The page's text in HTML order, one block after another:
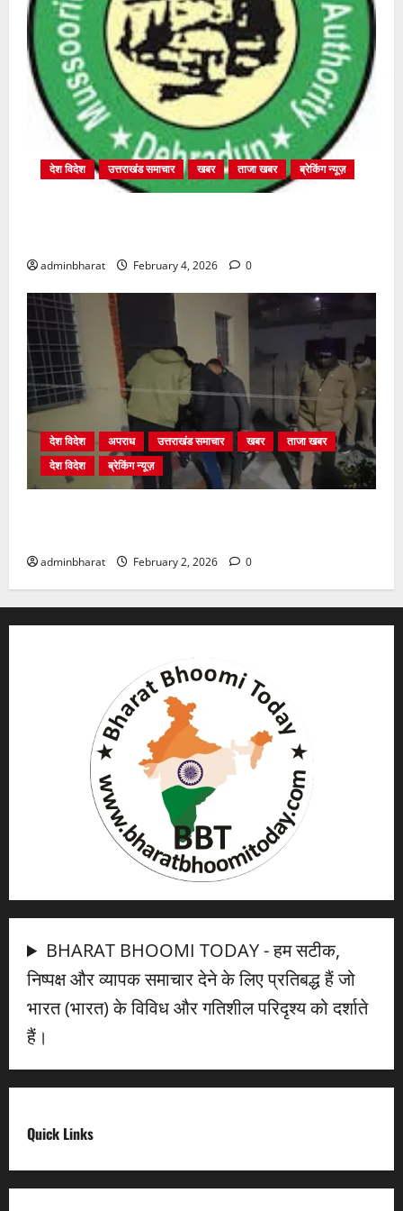
देश विदेश उत्तराखंड समाचार खबर ताजा खबर ब्रेकिंग न्यूज़
adminbharat February 4, 2026 0
देश विदेश अपराध उत्तराखंड समाचार खबर
ताजा खबर
देश विदेश
ब्रेकिंग न्यूज़
adminbharat February 2, 2026 0
BHARAT BHOOMI TODAY - हम सटीक,
निष्पक्ष और व्यापक समाचार देने के लिए प्रतिबद्ध हैं जो
भारत (भारत) के विविध और गतिशील परिदृश्य को दर्शाते
हैं।
Quick Links